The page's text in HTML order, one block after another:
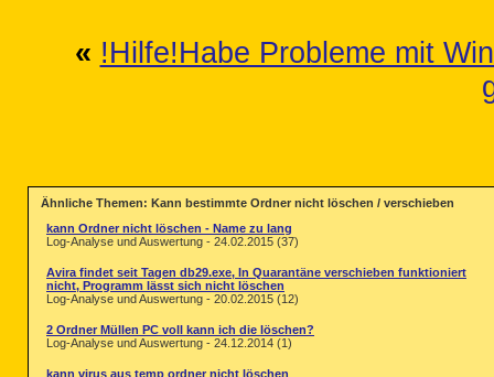
« !Hilfe!Habe Probleme mit
Ähnliche Themen: Kann bestimmte Ordner nicht löschen / verschieben
kann Ordner nicht löschen - Name zu lang
Log-Analyse und Auswertung - 24.02.2015 (37)
Avira findet seit Tagen db29.exe, In Quarantäne verschieben funktioniert
nicht, Programm lässt sich nicht löschen
Log-Analyse und Auswertung - 20.02.2015 (12)
2 Ordner Müllen PC voll kann ich die löschen?
Log-Analyse und Auswertung - 24.12.2014 (1)
kann virus aus temp ordner nicht löschen